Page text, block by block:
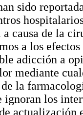
sido
causa de la
a los
adicción a
mediante
la
ignoran los
actualización